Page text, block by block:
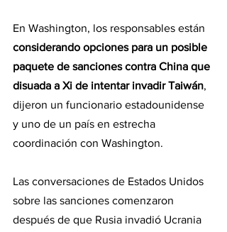
En Washington, los responsables están
considerando opciones para un posible
paquete de sanciones contra China que
disuada a Xi de intentar invadir Taiwán,
dijeron un funcionario estadounidense
y uno de un país en estrecha
coordinación con Washington.
Las conversaciones de Estados Unidos
sobre las sanciones comenzaron
después de que Rusia invadió Ucrania